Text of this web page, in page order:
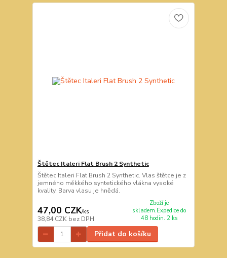
Štětec Italeri Flat Brush 2 Synthetic
Štětec Italeri Flat Brush 2 Synthetic. Vlas štětce je z
jemného měkkého syntetického vlákna vysoké
kvality. Barva vlasu je hnědá.
47,00 CZK/ks
38,84 CZK bez DPH
Zboží je
skladem.Expedice do
48 hodin. 2 ks
Přidat do košíku